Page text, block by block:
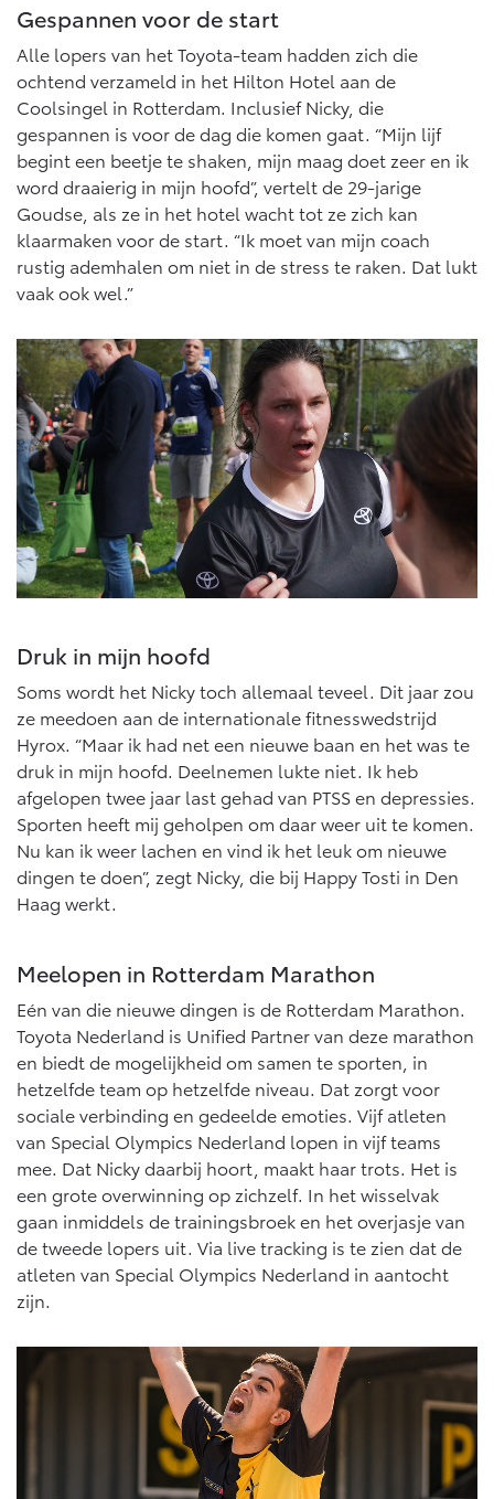
bZ4X
BATTERIJ-ELEKTRISCH
Vanaf € 39.995,-
bZ4X Touring
BATTERIJ-ELEKTRISCH
Vanaf € 48.995,-
Mirai
WATERSTOF-ELEKTRISCH
Vanaf € 76.695,-
Proace City (excl. BTW)
OOK ALS BATTERIJ-
ELEKTRISCH
Vanaf € 27.945,-
Proace (excl. BTW)
Vanaf € 37.500,-
Proace Verso
Vanaf € 55.950,-
Proace Max (excl. BTW)
OOK ALS BATTERIJ-
ELEKTRISCH
Vanaf € 46.301,-
Hilux (excl. BTW)
OOK ALS BATTERIJ-
ELEKTRISCH
Vanaf € 56.570,-
Land Cruiser (excl. BTW)
Vanaf € 89.986,-
Multimedia
Connected check
Navigatie updates
Gespannen voor de start
Alle lopers van het Toyota-team hadden zich die
ochtend verzameld in het Hilton Hotel aan de
Coolsingel in Rotterdam. Inclusief Nicky, die
gespannen is voor de dag die komen gaat. “Mijn lijf
begint een beetje te shaken, mijn maag doet zeer en ik
word draaierig in mijn hoofd”, vertelt de 29-jarige
Goudse, als ze in het hotel wacht tot ze zich kan
klaarmaken voor de start. “Ik moet van mijn coach
rustig ademhalen om niet in de stress te raken. Dat lukt
vaak ook wel.”
Druk in mijn hoofd
Soms wordt het Nicky toch allemaal teveel. Dit jaar zou
ze meedoen aan de internationale fitnesswedstrijd
Hyrox. “Maar ik had net een nieuwe baan en het was te
druk in mijn hoofd. Deelnemen lukte niet. Ik heb
afgelopen twee jaar last gehad van PTSS en depressies.
Sporten heeft mij geholpen om daar weer uit te komen.
Nu kan ik weer lachen en vind ik het leuk om nieuwe
dingen te doen”, zegt Nicky, die bij Happy Tosti in Den
Haag werkt.
Meelopen in Rotterdam Marathon
Eén van die nieuwe dingen is de Rotterdam Marathon.
Toyota Nederland is Unified Partner van deze marathon
en biedt de mogelijkheid om samen te sporten, in
hetzelfde team op hetzelfde niveau. Dat zorgt voor
sociale verbinding en gedeelde emoties. Vijf atleten
van Special Olympics Nederland lopen in vijf teams
mee. Dat Nicky daarbij hoort, maakt haar trots. Het is
een grote overwinning op zichzelf. In het wisselvak
gaan inmiddels de trainingsbroek en het overjasje van
de tweede lopers uit. Via live tracking is te zien dat de
atleten van Special Olympics Nederland in aantocht
zijn.